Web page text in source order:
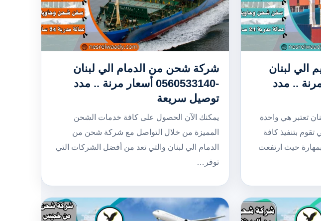
لبنان
مرنة .. مدد
تعتبر هي واحدة
بتنفيذ كافة
حيث ارتفعت
شركة شحن من الدمام الي لبنان
-0560533140 أسعار مرنة .. مدد
توصيل سريعة
يمكنك الآن الحصول على كافة خدمات الشحن
المميزة من خلال التواصل مع شركة شحن من
الدمام الي لبنان والتي تعد من أفضل الشركات التي
توفر…